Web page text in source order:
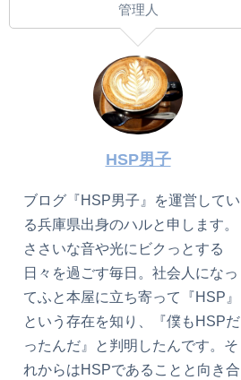
管理人
HSP男子
ブログ『HSP男子』を運営してい
る兵庫県出身のハルと申します。
ささいな音や光にビクっとする
日々を過ごす毎日。社会人になっ
てふと本屋に立ち寄って『HSP』
という存在を知り、『僕もHSPだ
ったんだ』と判明したんです。そ
れからはHSPであることと向き合